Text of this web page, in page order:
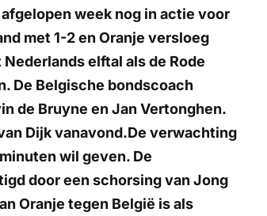
week nog in actie voor
met 1-2 en Oranje versloeg
elftal als de Rode
De Belgische bondscoach
de Bruyne en Jan Vertonghen.
Dijk vanavond.De verwachting
wil geven. De
door een schorsing van Jong
Oranje tegen België is als